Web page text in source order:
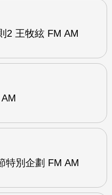
2 王牧絃 FM AM
特別企劃 FM AM